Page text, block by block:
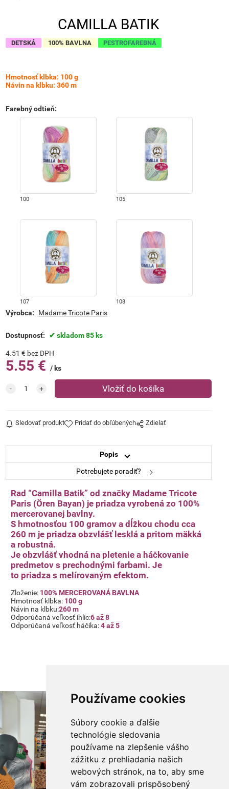
Používame cookies
Súbory cookie a ďalšie
technológie sledovania
používame na zlepšenie vášho
zážitku z prehliadania našich
webových stránok, na to, aby sme
vám zobrazovali prispôsobený
CAMILLA BATIK
DETSKÁ 100% BAVLNA PESTROFAREBNÁ
Hmotnosť klbka: 100 g
Návin na klbku: 360 m
Farebný odtieň:
100 105
107 108
112 114
115
Výrobca: Madame Tricote Paris
Dostupnosť: skladom 85 ks
4.51 € bez DPH
5.55 € ks
Sledovať produkt Pridať do obľúbených Zdielať
Popis
Potrebujete poradiť?
Rad “Camilla Batik” od značky Madame Tricote
Paris (Ören Bayan) je priadza vyrobená zo 100%
mercerovanej bavlny.
S hmotnosťou 100 gramov a dĺžkou chodu cca
260 m je priadza obzvlášť lesklá a pritom mäkká
a robustná.
Je obzvlášť vhodná na pletenie a háčkovanie
predmetov s prechodnými farbami. Je
to priadza s melírovaným efektom.
Zloženie: 100% MERCEROVANÁ BAVLNA
Hmotnosť klbka: 100 g
Návin na klbku:260 m
Odporúčaná veľkosť ihlíc:6 až 8
Odporúčaná veľkosť háčika:4až5